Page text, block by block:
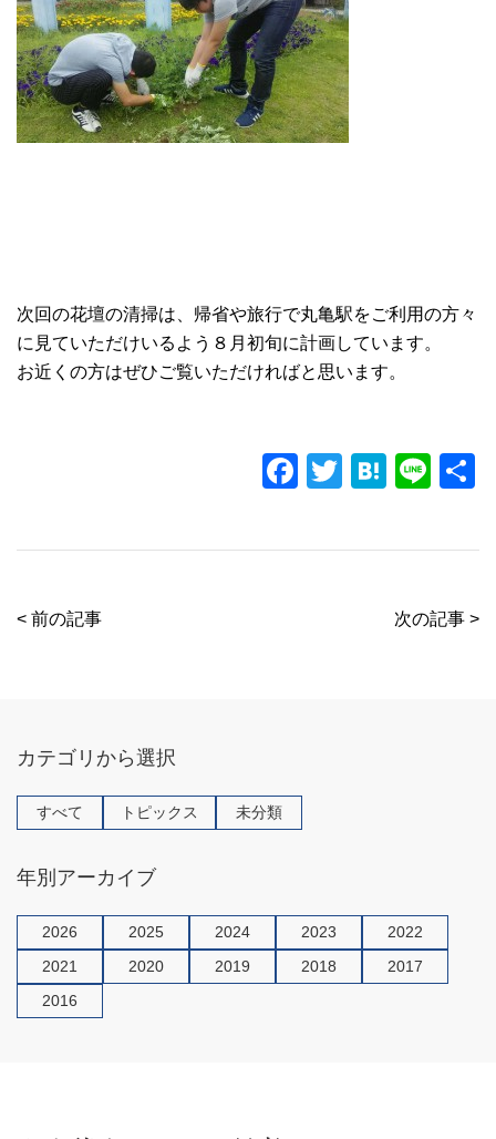
次回の花壇の清掃は、帰省や旅行で丸亀駅をご利用の方々
に見ていただけいるよう８月初旬に計画しています。
お近くの方はぜひご覧いただければと思います。
F
c
T
tt
H
e
a
Li
e
< 前の記事 次の記事 >
カテゴリから選択
すべて トピックス 未分類
年別アーカイブ
2026 2025 2024 2023
2022
2021
2020 2019 2018
2017
2016